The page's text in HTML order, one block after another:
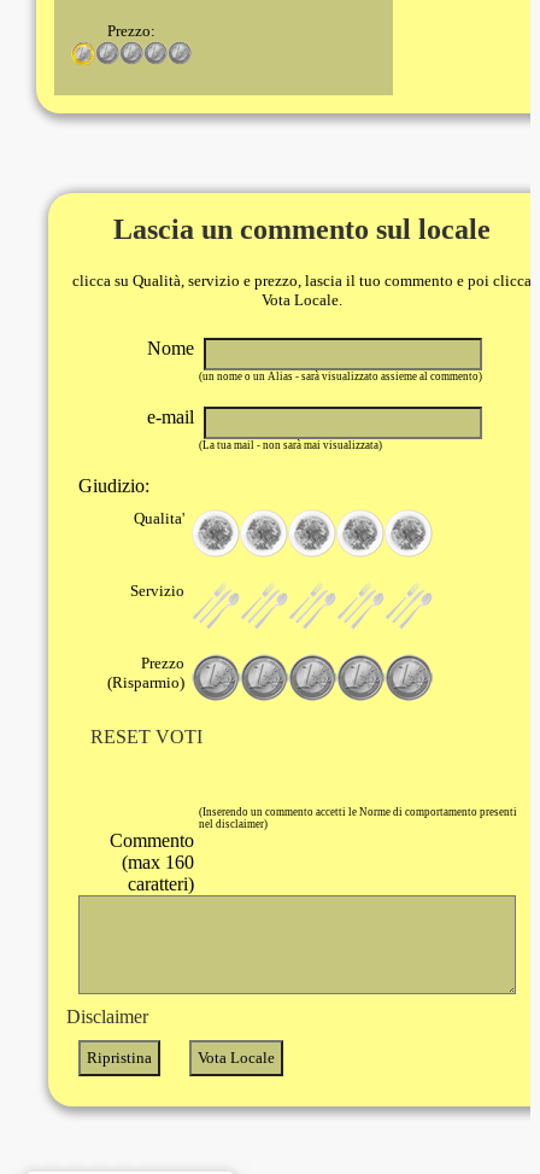
Prezzo:
Lascia un commento sul locale
clicca su Qualità, servizio e prezzo, lascia il tuo commento e poi clicca
Vota Locale.
Nome
(un nome o un Alias - sarà visualizzato assieme al commento)
e-mail
(La tua mail - non sarà mai visualizzata)
Giudizio:
Qualita'
Servizio
Prezzo
(Risparmio)
RESET VOTI
(Inserendo un commento accetti le Norme di comportamento presenti
nel disclaimer)
Commento
(max 160
caratteri)
Disclaimer